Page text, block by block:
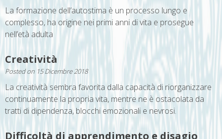
La formazione dell’autostima è un processo lungo e
complesso, ha origine nei primi anni di vita e prosegue
nell’età adulta
Creatività
Posted on 15 Dicembre 2018
La creatività sembra favorita dalla capacità di riorganizzare
continuamente la propria vita, mentre ne è ostacolata da
tratti di dipendenza, blocchi emozionali e nevrosi.
Difficoltà di apprendimento e disagio